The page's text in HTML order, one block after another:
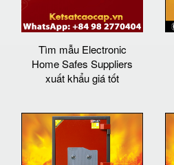
Tìm mẫu Electronic
Home Safes Suppliers
xuất khẩu giá tốt